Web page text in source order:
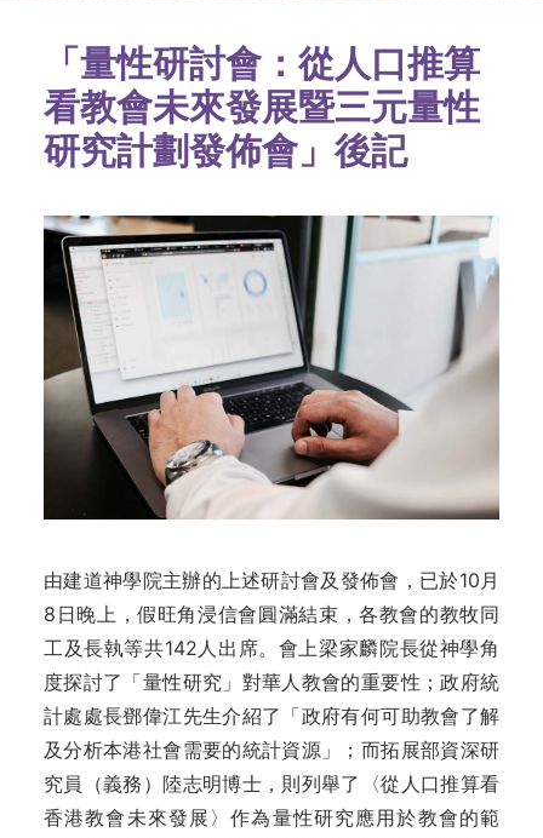
「量性研討會：從人口推算
看教會未來發展暨三元量性
研究計劃發佈會」後記
由建道神學院主辦的上述研討會及發佈會，已於10月
8日晚上，假旺角浸信會圓滿結束，各教會的教牧同
工及長執等共142人出席。會上梁家麟院長從神學角
度探討了「量性研究」對華人教會的重要性；政府統
計處處長鄧偉江先生介紹了「政府有何可助教會了解
及分析本港社會需要的統計資源」；而拓展部資深研
究員（義務）陸志明博士，則列舉了〈從人口推算看
香港教會未來發展〉作為量性研究應用於教會的範